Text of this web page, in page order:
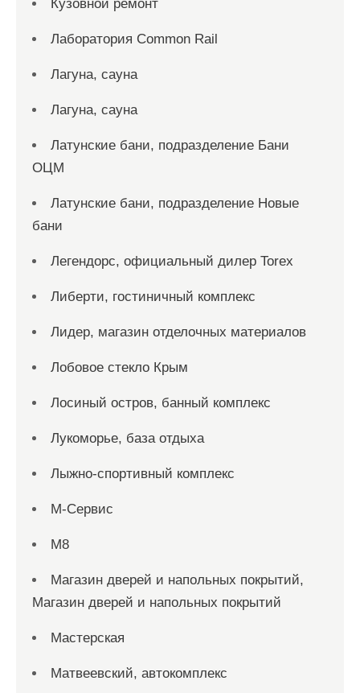
Кузовной ремонт
Лаборатория Common Rail
Лагуна, сауна
Лагуна, сауна
Латунские бани, подразделение Бани
ОЦМ
Латунские бани, подразделение Новые
бани
Легендорс, официальный дилер Torex
Либерти, гостиничный комплекс
Лидер, магазин отделочных материалов
Лобовое стекло Крым
Лосиный остров, банный комплекс
Лукоморье, база отдыха
Лыжно-спортивный комплекс
М-Сервис
М8
Магазин дверей и напольных покрытий,
Магазин дверей и напольных покрытий
Мастерская
Матвеевский, автокомплекс